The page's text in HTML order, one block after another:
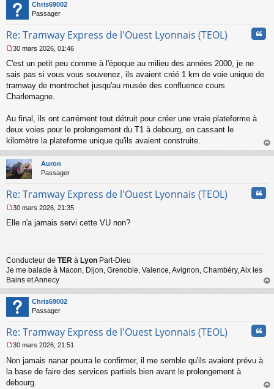
Chris69002
Passager
Re: Tramway Express de l'Ouest Lyonnais (TEOL)
e
s
s
g
n
o
n
u
30 mars 2026, 01:46
C'est un petit peu comme à l'époque au milieu des années 2000, je ne
sais pas si vous vous souvenez, ils avaient créé 1 km de voie unique de
tramway de montrochet jusqu'au musée des confluence cours
Charlemagne.
Au final, ils ont carrément tout détruit pour créer une vraie plateforme à
deux voies pour le prolongement du T1 à debourg, en cassant le
kilomètre la plateforme unique qu'ils avaient construite.
au
Auron
Passager
Re: Tramway Express de l'Ouest Lyonnais (TEOL)
e
g
e
n
o
n
l
u
30 mars 2026, 21:35
Elle n'a jamais servi cette VU non?
Conducteur de TER à Lyon Part-Dieu
Je me balade à Macon, Dijon, Grenoble, Valence, Avignon, Chambéry, Aix les
Bains et Annecy
au
Chris69002
Passager
Re: Tramway Express de l'Ouest Lyonnais (TEOL)
e
s
s
30 mars 2026, 21:51
Non jamais nanar pourra le confirmer, il me semble qu'ils avaient prévu à
la base de faire des services partiels bien avant le prolongement à
debourg.